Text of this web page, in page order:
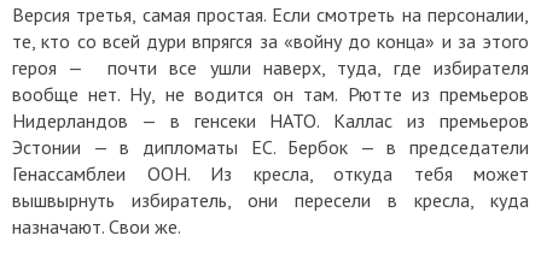
Версия третья, самая простая. Если смотреть на персоналии,
те, кто со всей дури впрягся за «войну до конца» и за этого
героя — почти все ушли наверх, туда, где избирателя
вообще нет. Ну, не водится он там. Рютте из премьеров
Нидерландов — в генсеки НАТО. Каллас из премьеров
Эстонии — в дипломаты ЕС. Бербок — в председатели
Генассамблеи ООН. Из кресла, откуда тебя может
вышвырнуть избиратель, они пересели в кресла, куда
назначают. Свои же.